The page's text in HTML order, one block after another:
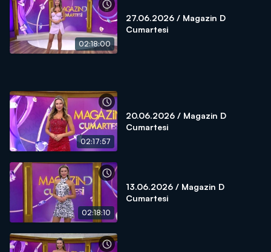
02:18:00
27.06.2026 / Magazin D
Cumartesi
02:17:57
20.06.2026 / Magazin D
Cumartesi
02:18:10
13.06.2026 / Magazin D
Cumartesi